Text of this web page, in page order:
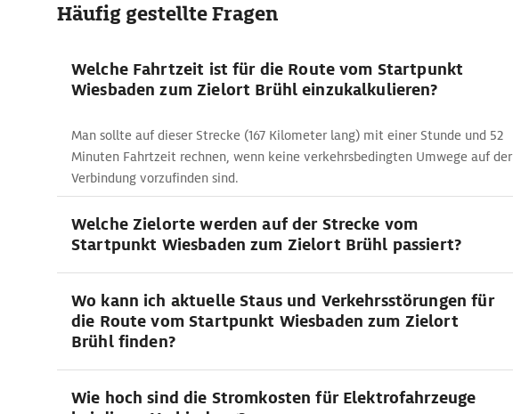
Häufig gestellte Fragen
Welche Fahrtzeit ist für die Route vom Startpunkt
Wiesbaden zum Zielort Brühl einzukalkulieren?
Man sollte auf dieser Strecke (167 Kilometer lang) mit einer Stunde und 52
Minuten Fahrtzeit rechnen, wenn keine verkehrsbedingten Umwege auf der
Verbindung vorzufinden sind.
Welche Zielorte werden auf der Strecke vom
Startpunkt Wiesbaden zum Zielort Brühl passiert?
Wo kann ich aktuelle Staus und Verkehrsstörungen für
die Route vom Startpunkt Wiesbaden zum Zielort
Brühl finden?
Wie hoch sind die Stromkosten für Elektrofahrzeuge